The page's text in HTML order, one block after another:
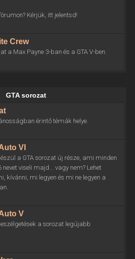
Kérjük, itt jelentsd!
Crew
a Max Payne 3-ban és a GTA V-ben.
GTA sorozat
érintő témák helye.
VI
a GTA sorozat új része, ami minden
nevet viseli majd... vagy nem? Lehet
kívánni, mi legyen és mi ne legyen a
V
a sorozat legújabb